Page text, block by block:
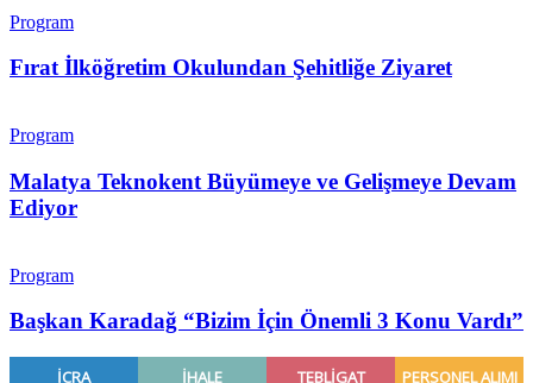
Program
Fırat İlköğretim Okulundan Şehitliğe Ziyaret
Program
Malatya Teknokent Büyümeye ve Gelişmeye Devam
Ediyor
Program
Başkan Karadağ “Bizim İçin Önemli 3 Konu Vardı”